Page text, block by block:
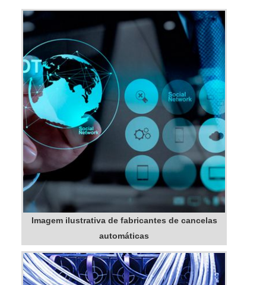
Imagem ilustrativa de fabricantes de cancelas
automáticas